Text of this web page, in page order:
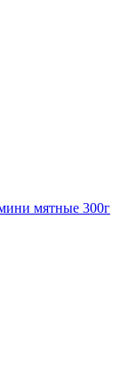
мятные 300г